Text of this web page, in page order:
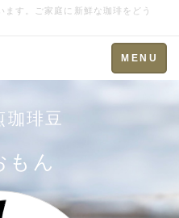
す。ご家庭に新鮮な珈琲をどう
Toggle
navigation
MENU
珈琲豆
もん